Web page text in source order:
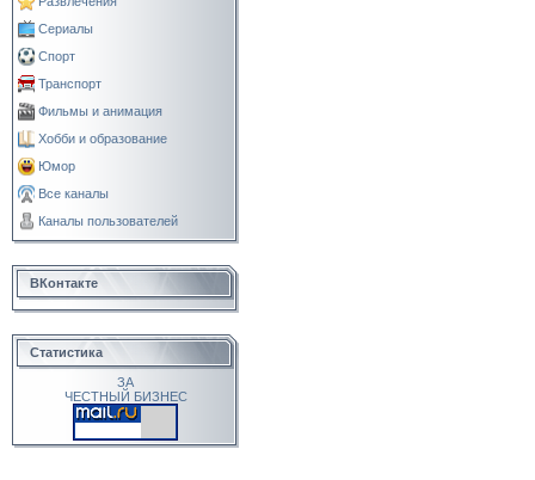
Сериалы
Спорт
Транспорт
Фильмы и анимация
Хобби и образование
Юмор
Все каналы
Каналы пользователей
ВКонтакте
Статистика
ЗА
ЧЕСТНЫЙ БИЗНЕС